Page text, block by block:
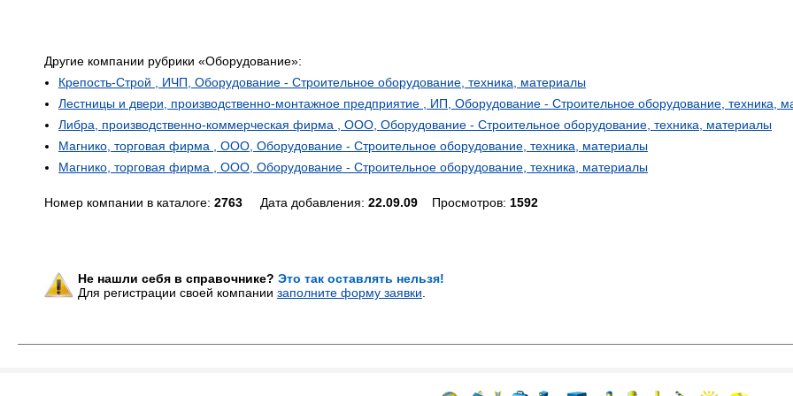
Другие компании рубрики «Оборудование»:
Крепость-Строй , ИЧП, Оборудование - Строительное оборудование, техника, материалы
Лестницы и двери, производственно-монтажное предприятие , ИП, Оборудование - Строительное оборудование, техника,
Либра, производственно-коммерческая фирма , ООО, Оборудование - Строительное оборудование, техника, материалы
Магнико, торговая фирма , ООО, Оборудование - Строительное оборудование, техника, материалы
Магнико, торговая фирма , ООО, Оборудование - Строительное оборудование, техника, материалы
Номер компании в каталоге: 2763 Дата добавления: 22.09.09 Просмотров: 1592
Не нашли себя в справочнике? Это так оставлять нельзя!
Для регистрации своей компании заполните форму заявки